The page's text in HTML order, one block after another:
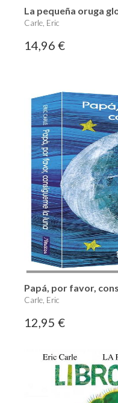
La pequeña oruga
Carle, Eric
14,96 €
Papá, por favor,
Carle, Eric
12,95 €